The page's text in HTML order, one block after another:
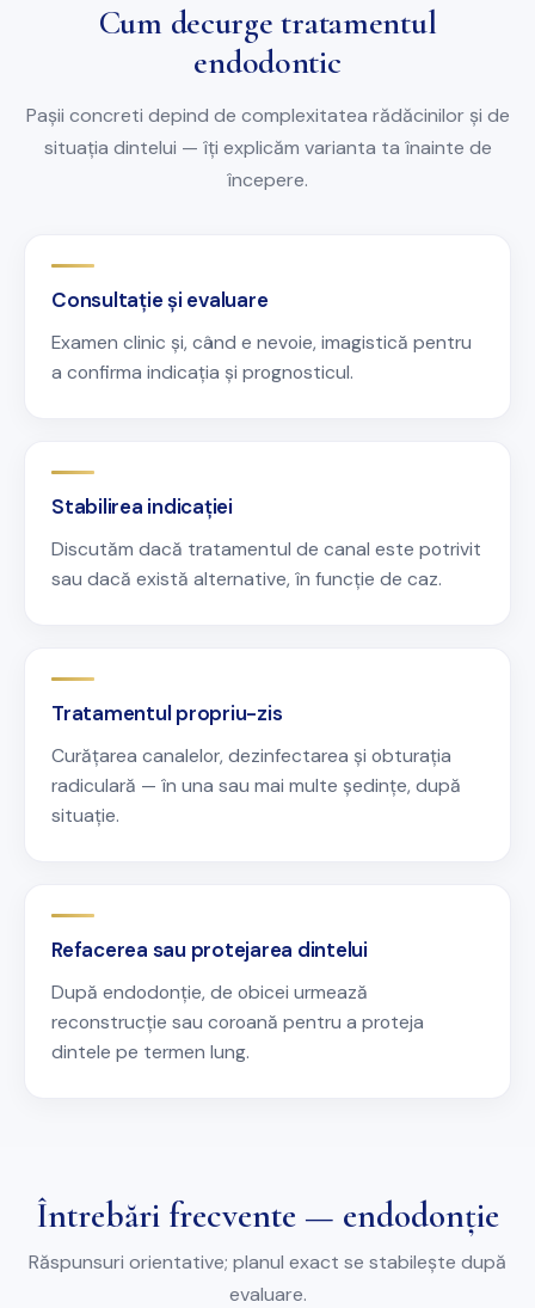
Cum decurge tratamentul
endodontic
Pașii concreti depind de complexitatea rădăcinilor și de
situația dintelui — îți explicăm varianta ta înainte de
începere.
Consultație și evaluare
Examen clinic și, când e nevoie, imagistică pentru
a confirma indicația și prognosticul.
Stabilirea indicației
Discutăm dacă tratamentul de canal este potrivit
sau dacă există alternative, în funcție de caz.
Tratamentul propriu-zis
Curățarea canalelor, dezinfectarea și obturația
radiculară — în una sau mai multe ședințe, după
situație.
Refacerea sau protejarea dintelui
După endodonție, de obicei urmează
reconstrucție sau coroană pentru a proteja
dintele pe termen lung.
Întrebări frecvente — endodonție
Răspunsuri orientative; planul exact se stabilește după
evaluare.